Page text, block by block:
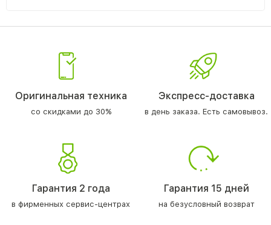
Оригинальная техника
со скидками до 30%
Экспресс-доставка
в день заказа. Есть самовывоз.
Гарантия 2 года
в фирменных сервис-центрах
Гарантия 15 дней
на безусловный возврат